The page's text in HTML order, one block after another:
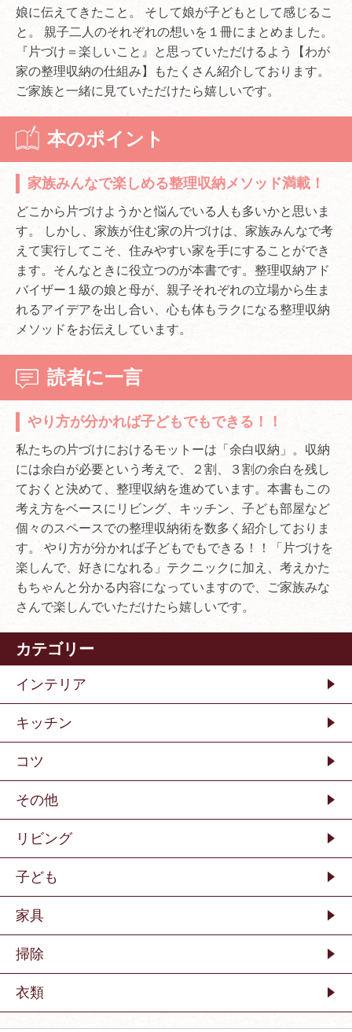
娘に伝えてきたこと。 そして娘が子どもとして感じるこ
と。 親子二人のそれぞれの想いを１冊にまとめました。
『片づけ＝楽しいこと』と思っていただけるよう【わが
家の整理収納の仕組み】もたくさん紹介しております。
ご家族と一緒に見ていただけたら嬉しいです。
本のポイント
家族みんなで楽しめる整理収納メソッド満載！
どこから片づけようかと悩んでいる人も多いかと思いま
す。 しかし、家族が住む家の片づけは、家族みんなで考
えて実行してこそ、住みやすい家を手にすることができ
ます。そんなときに役立つのが本書です。整理収納アド
バイザー１級の娘と母が、親子それぞれの立場から生ま
れるアイデアを出し合い、心も体もラクになる整理収納
メソッドをお伝えしています。
読者に一言
やり方が分かれば子どもでもできる！！
私たちの片づけにおけるモットーは「余白収納」。収納
には余白が必要という考えで、２割、３割の余白を残し
ておくと決めて、整理収納を進めています。本書もこの
考え方をベースにリビング、キッチン、子ども部屋など
個々のスペースでの整理収納術を数多く紹介しておりま
す。 やり方が分かれば子どもでもできる！！「片づけを
楽しんで、好きになれる」テクニックに加え、考えかた
もちゃんと分かる内容になっていますので、ご家族みな
さんで楽しんでいただけたら嬉しいです。
カテゴリー
インテリア
キッチン
コツ
その他
リビング
子ども
家具
掃除
衣類